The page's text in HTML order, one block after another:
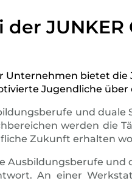
Unternehmen bietet
Jugendliche
und
werden die
Zukunft erhalten
Ausbildungsberufe
An einer